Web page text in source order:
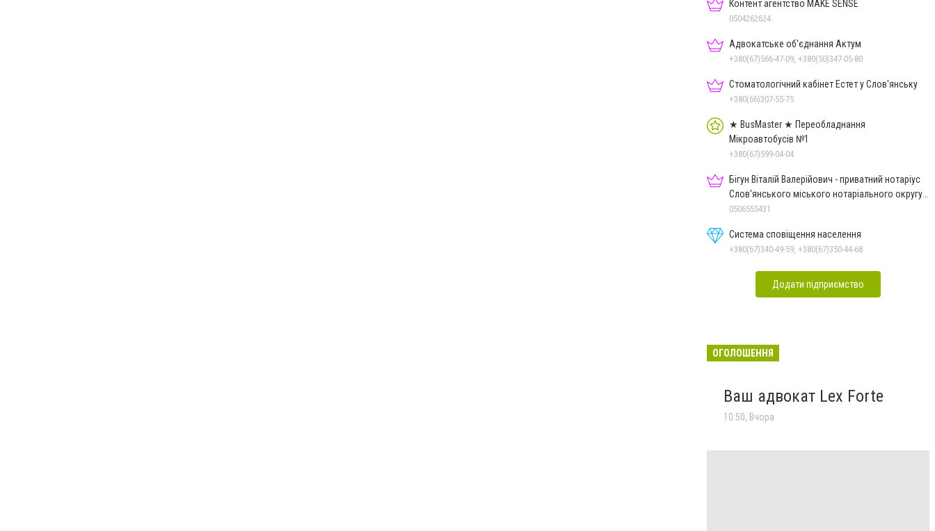
Контент агентство MAKE SENSE
0504262624
Адвокатське об'єднання Актум
+380(67)566-47-09, +380(50)347-05-80
Стоматологічний кабінет Естет у Слов'янську
+380(66)307-55-75
★ BusMaster ★ Переобладнання
Мікроавтобусів №1
+380(67)599-04-04
Бігун Віталій Валерійович - приватний нотаріус
Слов'янського міського нотаріального округу
Дон.обл.
0506555431
Система сповіщення населення
+380(67)340-49-59, +380(67)350-44-68
Додати підприємство
ОГОЛОШЕННЯ
Ваш адвокат Lex Forte
10:50, Вчора